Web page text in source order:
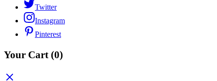
Twitter
Instagram
Pinterest
Your Cart (0)